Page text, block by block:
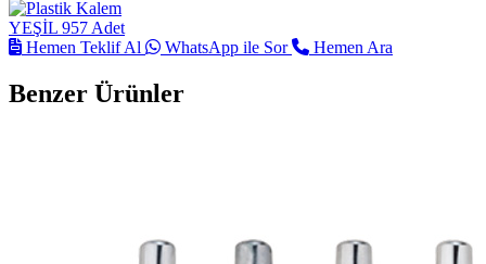
YEŞİL 957 Adet
Hemen Teklif Al
WhatsApp ile Sor Hemen Ara
Benzer Ürünler